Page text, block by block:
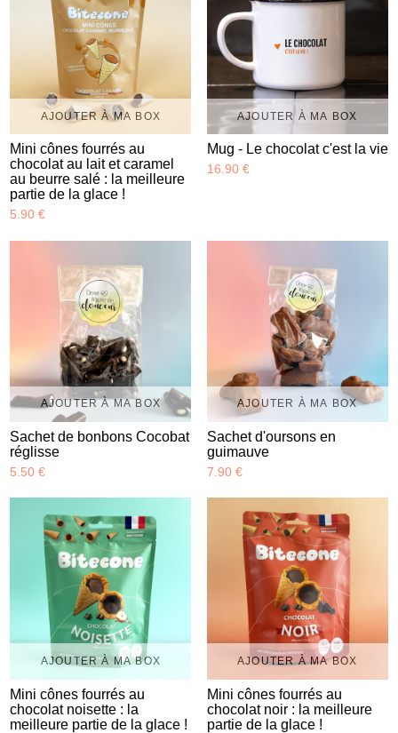
AJOUTER À MA BOX
Mini cônes fourrés au
chocolat au lait et caramel
au beurre salé : la meilleure
partie de la glace !
5.90 €
AJOUTER À MA BOX
Mug - Le chocolat c'est la vie
16.90 €
AJOUTER À MA BOX
Sachet de bonbons Cocobat
réglisse
5.50 €
AJOUTER À MA BOX
Sachet d'oursons en
guimauve
7.90 €
AJOUTER À MA BOX
Mini cônes fourrés au
chocolat noisette : la
meilleure partie de la glace !
AJOUTER À MA BOX
Mini cônes fourrés au
chocolat noir : la meilleure
partie de la glace !